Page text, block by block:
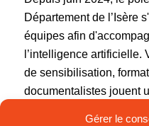
Gérer le
Département de l’Isère
équipes afin
l’intelligence artificielle.
de sensibilisation,
documentalistes jouent